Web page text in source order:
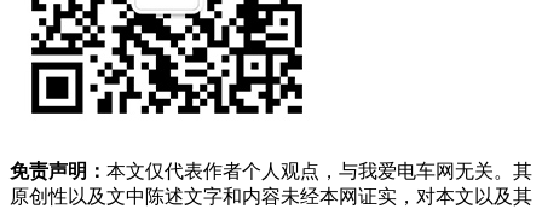
免责声明： 本文仅代表作者个人观点，与我爱电车网无关。其
原创性以及文中陈述文字和内容未经本网证实，对本文以及其